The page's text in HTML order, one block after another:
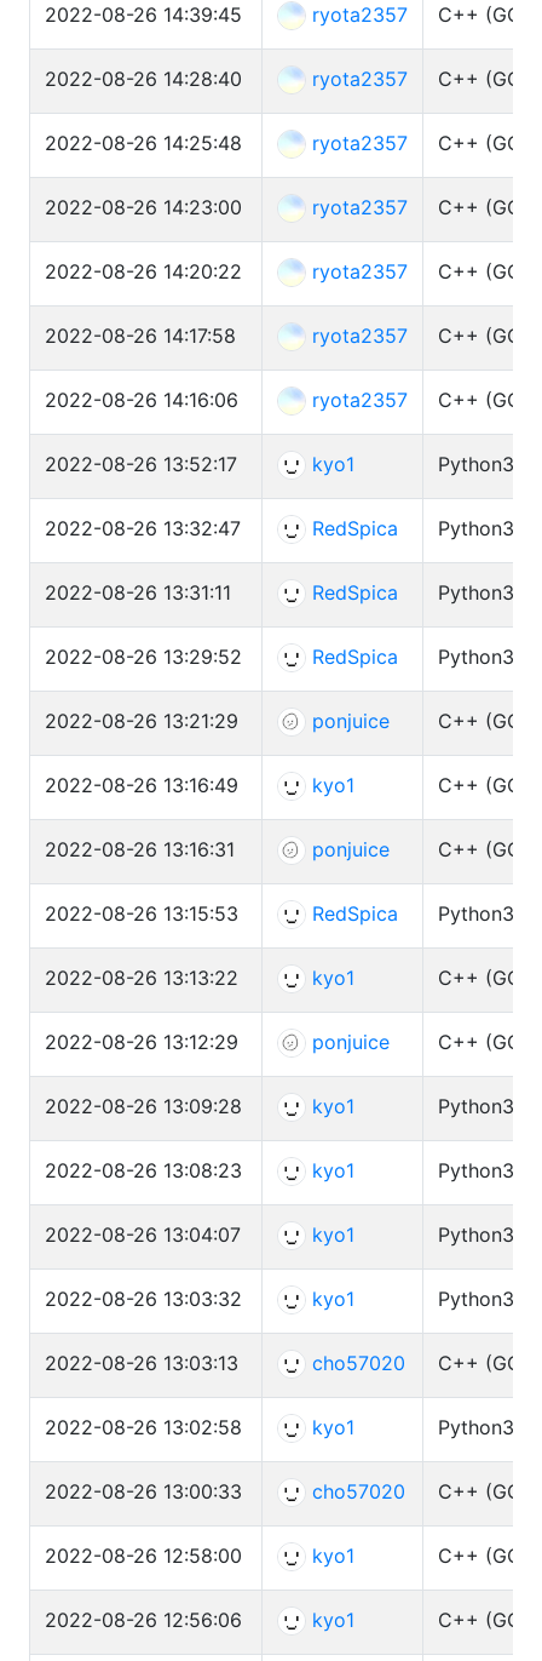
2022-08-26 14:39:45 ryota2357 C++ (GCC
2022-08-26 14:28:40 ryota2357 C++ (GCC
2022-08-26 14:25:48 ryota2357 C++ (GCC
2022-08-26 14:23:00 ryota2357 C++ (GCC
2022-08-26 14:20:22 ryota2357 C++ (GCC
2022-08-26 14:17:58 ryota2357 C++ (GCC
2022-08-26 14:16:06 ryota2357 C++ (GCC
2022-08-26 13:52:17 kyo1 Python3
2022-08-26 13:32:47 RedSpica Python3
2022-08-26 13:31:11 RedSpica Python3
2022-08-26 13:29:52 RedSpica Python3
2022-08-26 13:21:29 ponjuice C++ (GCC
2022-08-26 13:16:49 kyo1 C++ (GCC
2022-08-26 13:16:31 ponjuice C++ (GCC
2022-08-26 13:15:53 RedSpica Python3
2022-08-26 13:13:22 kyo1 C++ (GCC
2022-08-26 13:12:29 ponjuice C++ (GCC
2022-08-26 13:09:28 kyo1 Python3
2022-08-26 13:08:23 kyo1 Python3
2022-08-26 13:04:07 kyo1 Python3
2022-08-26 13:03:32 kyo1 Python3
2022-08-26 13:03:13 cho57020 C++ (GCC
2022-08-26 13:02:58 kyo1 Python3
2022-08-26 13:00:33 cho57020 C++ (GCC
2022-08-26 12:58:00 kyo1 C++ (GCC
2022-08-26 12:56:06 kyo1 C++ (GCC